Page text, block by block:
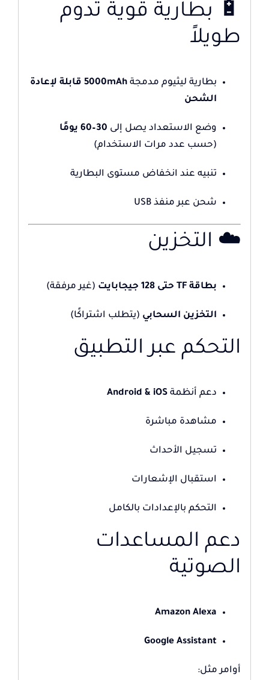
🔋 بطارية قوية تدوم
طويلاً
بطارية ليثيوم مدمجة
5000mAh قابلة لإعادة
الشحن
وضع الاستعداد يصل إلى 30–60 يومًا
(حسب عدد مرات الاستخدام)
تنبيه عند انخفاض مستوى البطارية
شحن عبر منفذ USB
☁️ التخزين
بطاقة TF حتى 128 جيجابايت (غير مرفقة)
التخزين السحابي (يتطلب اشتراكًا)
التحكم عبر التطبيق
دعم أنظمة Android & iOS
مشاهدة مباشرة
تسجيل الأحداث
استقبال الإشعارات
التحكم بالإعدادات بالكامل
دعم المساعدات
الصوتية
Amazon Alexa
Google Assistant
أوامر مثل: